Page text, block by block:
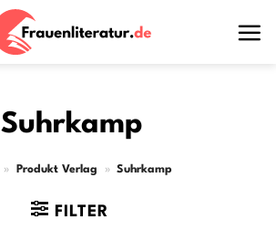
Suhrkamp
» Produkt Verlag » Suhrkamp
FILTER